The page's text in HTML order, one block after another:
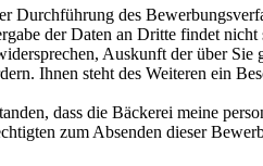
Durchführung des
der Daten an Dritte findet
Auskunft der über
Ihnen steht des Weiteren ein
dass die Bäckerei meine
zum Absenden dieser